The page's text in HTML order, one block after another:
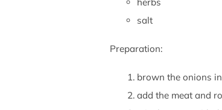
salt
Preparation:
brown the onions
add the meat and